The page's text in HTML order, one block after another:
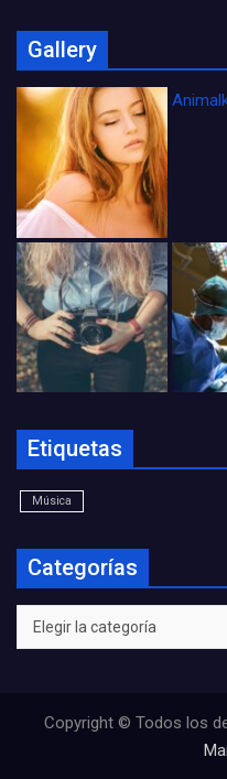
Gallery
Etiquetas
Música
Categorías
Categorías
Copyright © Todos los